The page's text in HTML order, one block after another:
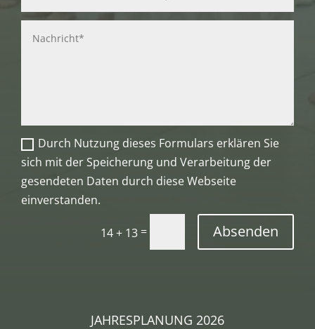
Durch Nutzung dieses Formulars erklären Sie
sich mit der Speicherung und Verarbeitung der
gesendeten Daten durch diese Webseite
einverstanden.
14 + 13 = Absenden
JAHRESPLANUNG 2026